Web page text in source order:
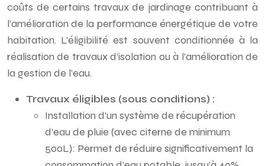
coûts de certains travaux de jardinage contribuant à
l’amélioration de la performance énergétique de votre
habitation. L’éligibilité est souvent conditionnée à la
réalisation de travaux d’isolation ou à l’amélioration de
la gestion de l’eau.
Travaux éligibles (sous conditions) :
Installation d’un système de récupération
d’eau de pluie (avec citerne de minimum
500L): Permet de réduire significativement la